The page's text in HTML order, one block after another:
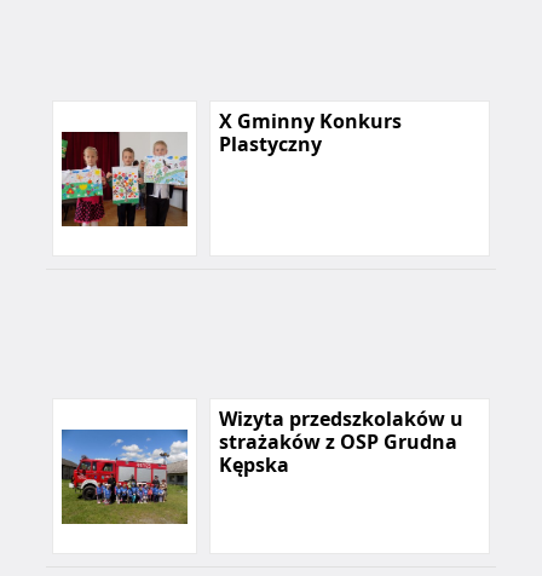
X Gminny Konkurs
Plastyczny
Wizyta przedszkolaków u
strażaków z OSP Grudna
Kępska